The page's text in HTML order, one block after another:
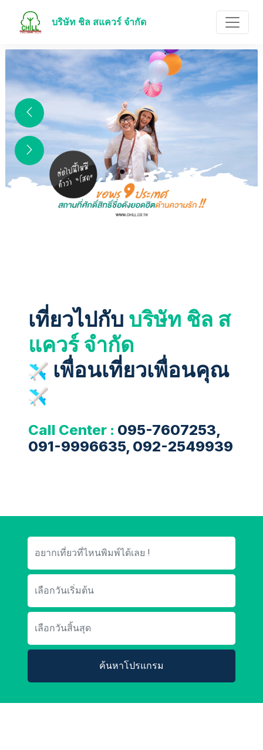
บริษัท ชิล สแควร์ จำกัด
เที่ยวไปกับ บริษัท ชิล ส
แควร์ จำกัด
เพื่อนเที่ยวเพื่อนคุณ
Call Center : 095-7607253,
091-9996635, 092-2549939
ค้นหาโปรแกรม